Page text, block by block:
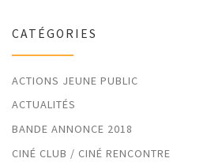
CATÉGORIES
ACTIONS JEUNE PUBLIC
ACTUALITÉS
BANDE ANNONCE 2018
CINÉ CLUB / CINÉ RENCONTRE